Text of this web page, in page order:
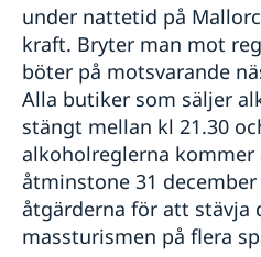
under nattetid på
kraft. Bryter man mot
böter på motsvarande
Alla butiker som säljer
stängt mellan kl 21.30
alkoholreglerna
åtminstone 31
åtgärderna för att stävja
massturismen på flera